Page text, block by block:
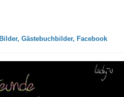
Gästebuchbilder, Facebook